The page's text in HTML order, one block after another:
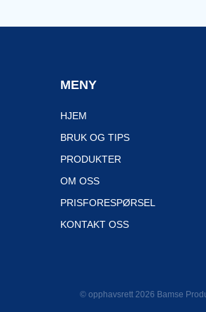
MENY
HJEM
BRUK OG TIPS
PRODUKTER
OM OSS
PRISFORESPØRSEL
KONTAKT OSS
© opphavsrett 2026 Bamse